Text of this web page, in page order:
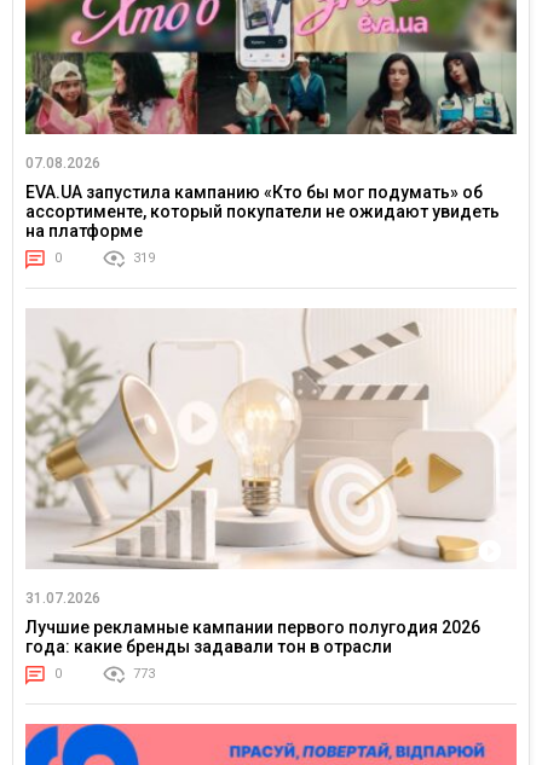
07.08.2026
EVA.UA запустила кампанию «Кто бы мог подумать» об
ассортименте, который покупатели не ожидают увидеть
на платформе
0 319
31.07.2026
Лучшие рекламные кампании первого полугодия 2026
года: какие бренды задавали тон в отрасли
0 773